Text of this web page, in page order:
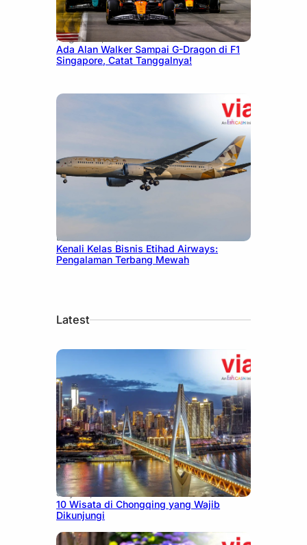
August 13, 2025
Ada Alan Walker Sampai G-Dragon di F1
Singapore, Catat Tanggalnya!
December 27, 2024
Kenali Kelas Bisnis Etihad Airways:
Pengalaman Terbang Mewah
Latest
July 30, 2026
10 Wisata di Chongqing yang Wajib
Dikunjungi